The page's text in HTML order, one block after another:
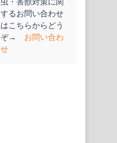
虫・害獣対策に関
するお問い合わせ
はこちらからどう
ぞ→ お問い合わ
せ